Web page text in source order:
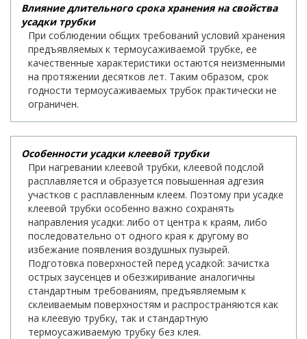
Влияние длительного срока хранения на свойства
усадки трубки
При соблюдении общих требований условий хранения
предъявляемых к термоусаживаемой трубке, ее
качественные характеристики остаются неизменными
на протяжении десятков лет. Таким образом, срок
годности термоусаживаемых трубок практически не
ограничен.
Особенности усадки клеевой трубки
При нагревании клеевой трубки, клеевой подслой
расплавляется и образуется повышенная адгезия
участков с расплавленным клеем. Поэтому при усадке
клеевой трубки особенно важно сохранять
направления усадки: либо от центра к краям, либо
последовательно от одного края к другому во
избежание появления воздушных пузырей.
Подготовка поверхностей перед усадкой: зачистка
острых заусенцев и обезжиривание аналогичны
стандартным требованиям, предъявляемым к
склеиваемым поверхностям и распространяются как
на клеевую трубку, так и стандартную
термоусаживаемую трубку без клея.